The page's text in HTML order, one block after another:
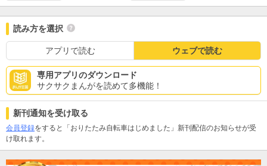
読み方を選択
アプリで読む ウェブで読む
専用アプリのダウンロード
サクサクまんがを読めて多機能！
新刊通知を受け取る
会員登録をすると「おりたたみ自転車はじめました」新刊配信のお知らせが受
け取れます。